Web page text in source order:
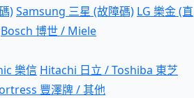
)Samsung 三星 (故障碼) LG 樂金 (直
Bosch 博世 / Miele
樂信 Hitachi 日立 / Toshiba 東芝
豐澤牌 / 其他